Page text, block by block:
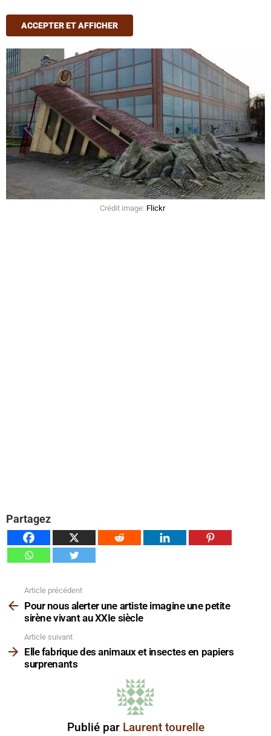
ACCEPTER ET AFFICHER
Crédit image: Flickr
Partagez
plus
Article précédent
Pour nous alerter une artiste imagine une petite
sirène vivant au XXIe siècle
Article suivant
Elle fabrique des animaux et insectes en papiers
surprenants
Publié par Laurent tourelle